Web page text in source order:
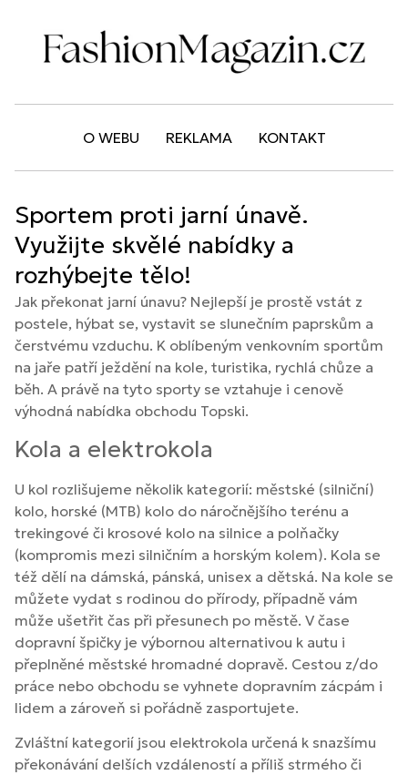
O WEBU REKLAMA KONTAKT
Sportem proti jarní únavě.
Využijte skvělé nabídky a
rozhýbejte tělo!
Jak překonat jarní únavu? Nejlepší je prostě vstát z
postele, hýbat se, vystavit se slunečním paprskům a
čerstvému vzduchu. K oblíbeným venkovním sportům
na jaře patří ježdění na kole, turistika, rychlá chůze a
běh. A právě na tyto sporty se vztahuje i cenově
výhodná nabídka obchodu Topski.
Kola a elektrokola
U kol rozlišujeme několik kategorií: městské (silniční)
kolo, horské (MTB) kolo do náročnějšího terénu a
trekingové či krosové kolo na silnice a polňačky
(kompromis mezi silničním a horským kolem). Kola se
též dělí na dámská, pánská, unisex a dětská. Na kole se
můžete vydat s rodinou do přírody, případně vám
může ušetřit čas při přesunech po městě. V čase
dopravní špičky je výbornou alternativou k autu i
přeplněné městské hromadné dopravě. Cestou z/do
práce nebo obchodu se vyhnete dopravním zácpám i
lidem a zároveň si pořádně zasportujete.
Zvláštní kategorií jsou elektrokola určená k snazšímu
překonávání delších vzdáleností a příliš strmého či